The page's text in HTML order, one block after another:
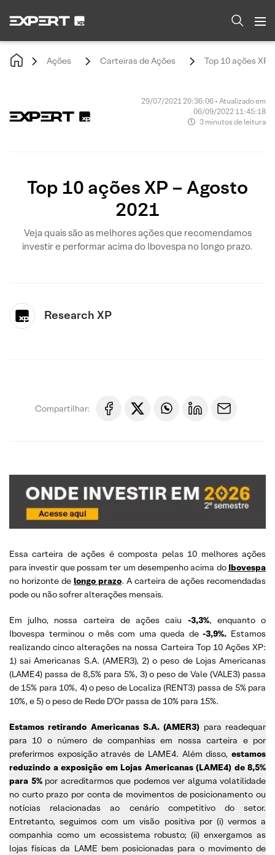
Ações Carteiras de Ações Top 10 ações XP
29/07/2021 20:36:06 • Atualizado em
06/09/2022 11:45:18
3 minutos de leitura
Top 10 ações XP – Agosto
2021
Veja quais são as melhores ações que recomendamos
investir e performar acima do Ibovespa no longo prazo.
Research XP
Compartilhar:
Essa carteira de ações é composta pelas 10 melhores ações
para investir que possam ter um desempenho acima do Ibovespa
no horizonte de longo prazo. A carteira de ações recomendadas
pode ou não sofrer alterações mensais.
Em julho, nossa carteira de ações caiu -3,3%, enquanto o
Ibovespa terminou o mês com uma queda de-3,9%. Estamos
realizando cinco alterações na nossa Carteira Top 10 Ações XP:
1) sai Americanas S.A. (AMER3), 2) o peso de Lojas Americanas
(LAME4) passa de 8,5% para 5%, 3) o peso de Vale (VALE3) passa
de 15% para 10%, 4) o peso de Localiza (RENT3) passa de 5% para
10%, e 5) o peso de Rede D’Or passa de 10% para 15%.
Estamos retirando Americanas S.A. (AMER3) para readequar
para 10 o número de companhias em nossa carteira e por
preferirmos exposição através de LAME4. Além disso, estamos
reduzindo a exposição em Lojas Americanas (LAME4) de 8,5%
para 5%por acreditarmos que podemos ver alguma volatilidade
no curto prazo por conta de movimentos de posicionamento ou
notícias relacionadas ao cenário competitivo do setor.
Entretanto, seguimos com um visão positiva por (i) vermos a
companhia como um ecossistema robusto; (ii) enxergamos as
lojas físicas da LAME bem posicionadas para o movimento de